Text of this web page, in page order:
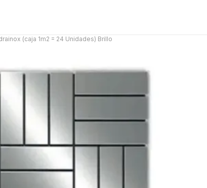
(caja 1m2 = 24 Unidades) Brillo